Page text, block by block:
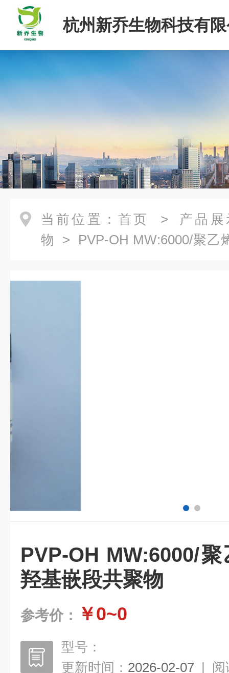
杭州新乔生物科技有
当前位置： 首页 > 产品展
物 > PVP-OH MW:6000/聚乙
PVP-OH MW:6000/
羟基嵌段共聚物
参考价： ￥0~0
型号：
更新时间： 2026-02-07 | 阅